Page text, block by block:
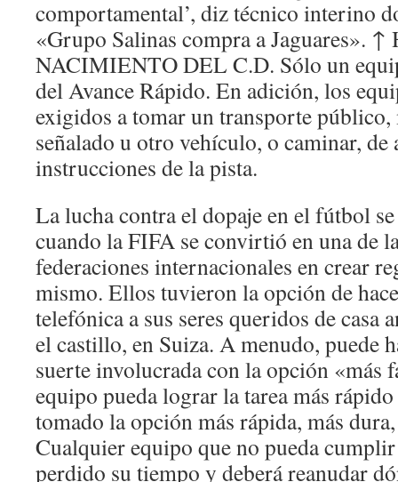
comportamental’, diz técnico interino
«Grupo Salinas compra a Jaguares».
NACIMIENTO DEL C.D. Sólo un
del Avance Rápido. En adición, los
exigidos a tomar un transporte
señalado u otro vehículo, o caminar, de
instrucciones de la pista.
La lucha contra el dopaje en el fútbol
cuando la FIFA se convirtió en una de
federaciones internacionales en crear
mismo. Ellos tuvieron la opción de
telefónica a sus seres queridos de casa
el castillo, en Suiza. A menudo, puede
suerte involucrada con la opción «más
equipo pueda lograr la tarea más
tomado la opción más rápida, más
Cualquier equipo que no pueda
perdido su tiempo y deberá reanudar